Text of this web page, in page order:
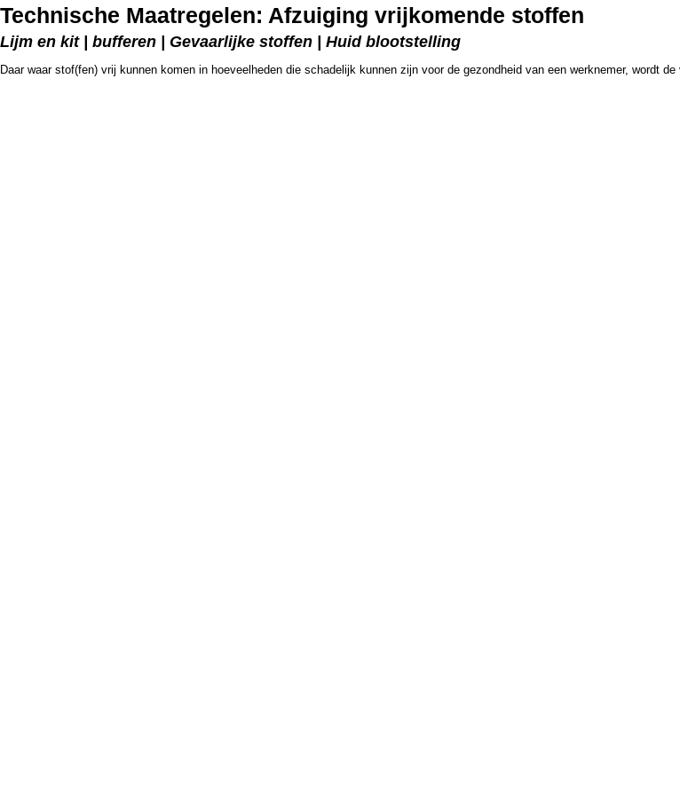
Technische Maatregelen: Afzuiging vrijkomende stoffen
Lijm en kit | bufferen | Gevaarlijke stoffen | Huid blootstelling
Daar waar stof(fen) vrij kunnen komen in hoeveelheden die schadelijk kunnen zijn voor de gezondheid van een werknemer, wordt